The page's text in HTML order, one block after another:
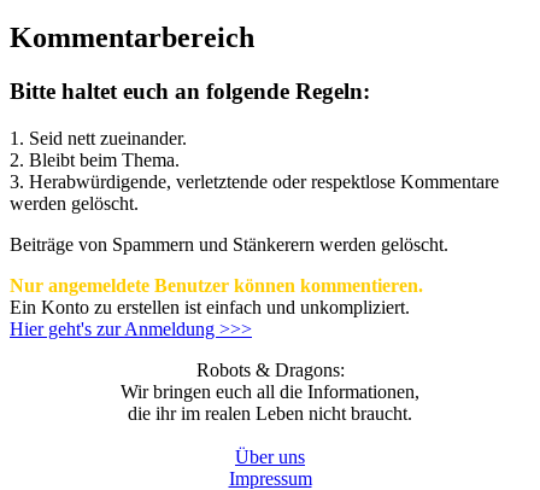
Kommentarbereich
Bitte haltet euch an folgende Regeln:
1. Seid nett zueinander.
2. Bleibt beim Thema.
3. Herabwürdigende, verletztende oder respektlose Kommentare
werden gelöscht.
Beiträge von Spammern und Stänkerern werden gelöscht.
Nur angemeldete Benutzer können kommentieren.
Ein Konto zu erstellen ist einfach und unkompliziert.
Hier geht's zur Anmeldung >>>
Robots & Dragons:
Wir bringen euch all die Informationen,
die ihr im realen Leben nicht braucht.
Über uns
Impressum